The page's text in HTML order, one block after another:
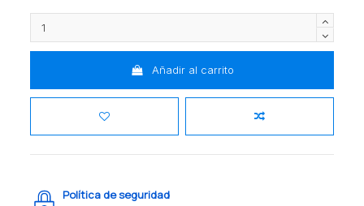
Añadir al carrito
Política de seguridad